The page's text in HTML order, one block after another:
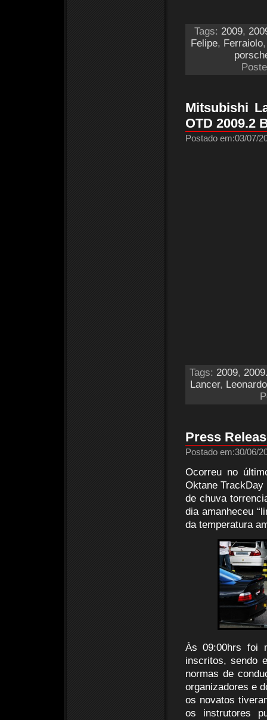
Tags: 2009,
Felipe, Ferraiolo
Mitsubishi
OTD 2009.2
Postado em:03/07/
Tags: 2009,
Lancer, Leonardo
Press
Postado em:30/06/
Ocorreu no
Oktane TrackDay
de chuva
dia amanheceu
da temperatura
Às 09:00hrs foi
inscritos, sendo
normas de
organizadores e
os novatos
os instrutores